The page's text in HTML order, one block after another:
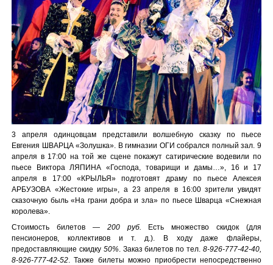
3 апреля одинцовцам представили волшебную сказку по пьесе
Евгения ШВАРЦА «Золушка». В гимназии ОГИ собрался полный зал. 9
апреля в 17:00 на той же сцене покажут сатирические водевили по
пьесе Виктора ЛЯПИНА «Господа, товарищи и дамы…», 16 и 17
апреля в 17:00 «КРЫЛЬЯ» подготовят драму по пьесе Алексея
АРБУЗОВА «Жестокие игры», а 23 апреля в 16:00 зрители увидят
сказочную быль «На грани добра и зла» по пьесе Шварца «Снежная
королева».
Стоимость билетов — 200 руб.
Есть множество скидок (для
пенсионеров, коллективов и т. д.). В ходу даже флайеры,
предоставляющие скидку 50%. Заказ билетов по тел.8-926-777-42-40,
8-926-777-42-52 . Также билеты можно приобрести непосредственно